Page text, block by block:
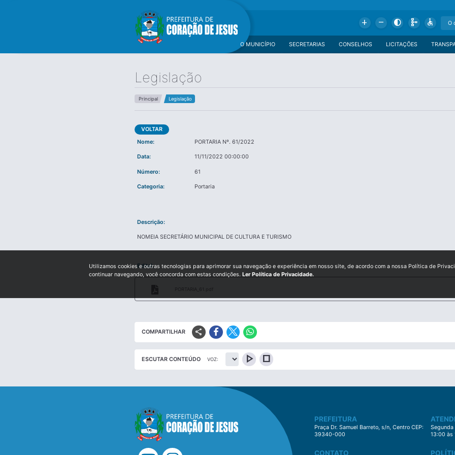
Add Remove Contrast Schema Accessible
LICITAÇÕES
CONSELHOS
SECRETARIAS
O MUNICÍPIO
Legislação
Principal Legislação
VOLTAR
Nome:
PORTARIA Nº. 61/2022
Data: 11/11/2022 00:00:00
Número: 61
Categoria: Portaria
Descrição:
NOMEIA SECRETÁRIO MUNICIPAL DE CULTURA E TURISMO
Edital:
PORTARIA_61.pdf
COMPARTILHAR share
ESCUTAR CONTEÚDO VOZ: play_arrow stop
PREFEITURA
Praça Dr. Samuel Barreto, s/n, Centro CEP:
39340-000
Segunda
13:00 às
CONTATO
Utilizamos cookies e outras tecnologias para aprimorar sua navegação e experiência em nosso site, de acordo com a nossa Política de
continuar navegando, você concorda com estas condições. Ler Política de Privacidade.